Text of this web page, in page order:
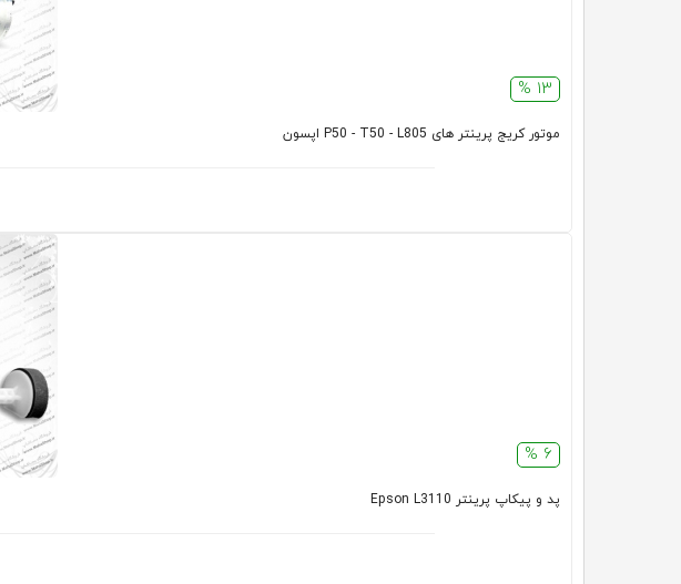
13 %
موتور کریج پرینتر های P50 - T50 - L805 اپسون
6 %
پد و پیکاپ پرینتر Epson L3110